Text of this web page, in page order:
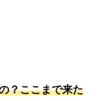
？ここまで来た